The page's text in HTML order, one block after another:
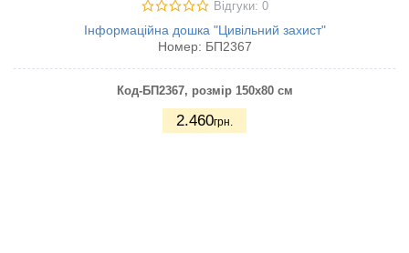
Відгуки: 0
Інформаційна дошка "Цивільний захист"
Номер: БП2367
Код-БП2367, розмір 150х80 см
2.460грн.